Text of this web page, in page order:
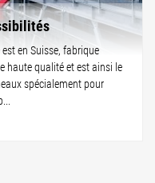
en Suisse, fabrique
haute qualité et est ainsi le
spécialement pour